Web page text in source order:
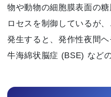
物や動物の細胞膜表面の
ロセスを制御しているが
発生すると、発作性夜間
牛海綿状脳症 (BSE) など